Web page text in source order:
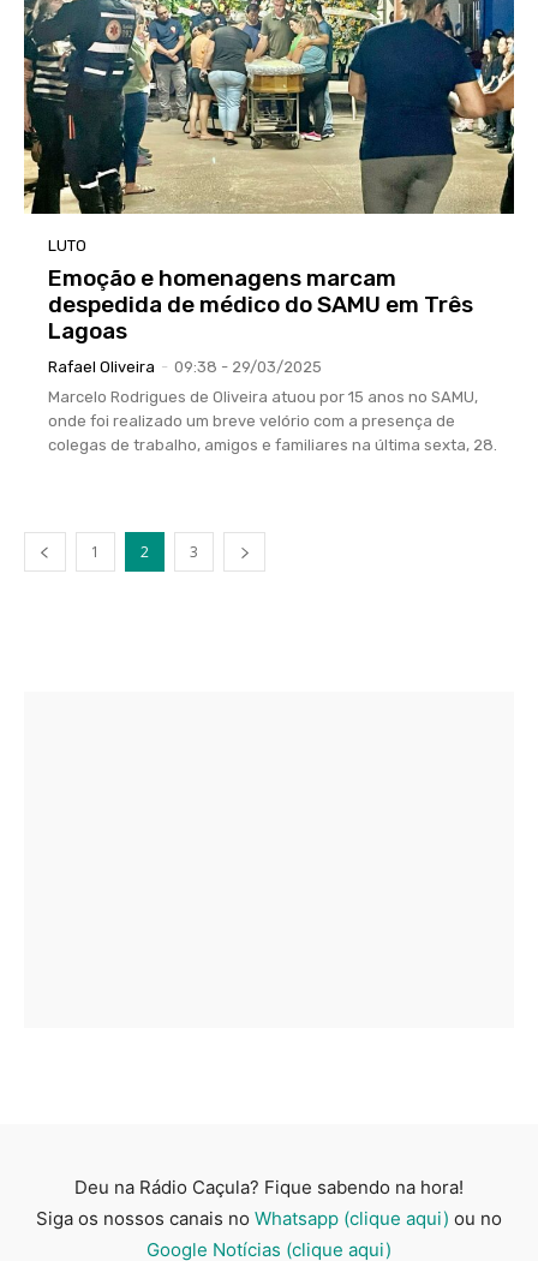
LUTO
Emoção e homenagens marcam
despedida de médico do SAMU em Três
Lagoas
Rafael Oliveira - 09:38 - 29/03/2025
Marcelo Rodrigues de Oliveira atuou por 15 anos no SAMU,
onde foi realizado um breve velório com a presença de
colegas de trabalho, amigos e familiares na última sexta, 28.
1 2 3
Deu na Rádio Caçula? Fique sabendo na hora!
Siga os nossos canais no Whatsapp (clique aqui) ou no
Google Notícias (clique aqui)